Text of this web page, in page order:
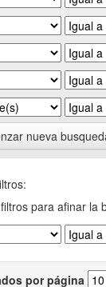
nueva
para afinar la
por página